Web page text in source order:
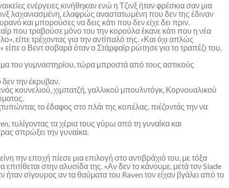
ενέργειες κινήθηκαν ενώ η Τζινξ ήταν φρέσκια σαν μια
λαχανιασμένη, ελαφρώς αναστατωμένη που δεν της έδιναν
και μπορούσες να δεις κάτι που δεν είχε δει πριν.
που τραβούσε μόνο του την κορούλα έκανε κάτι που η νέα
είπε τρέχοντας για την αντίπαλό της. «Και όχι απλώς
ο Βεντ σοβαρά όταν ο Στάρφαϊρ ρώτησε για το τραπέζι του,
του γυμναστηρίου, τώρα μπροστά από τους αστικούς
την έκρυβαν.
κουνελιού, χιμπατζή, γαλλικού μπουλντόγκ, Κορνουαλικού
το έδαφος στο πλάι της κοπέλας, πιέζοντάς την να
τα χέρια τους γύρω από τη γυναίκα και
σπρώξει την γυναίκα.
την εποχή πίεσε μια επιλογή στο αντιβράχιό του, με τόξα
στην αλυσίδα της. «Αν δεν το κάνουμε, μετά τον Slade
ήταν σίγουρος αν τα θαύματα του Raven τον είχαν βγάλει από το